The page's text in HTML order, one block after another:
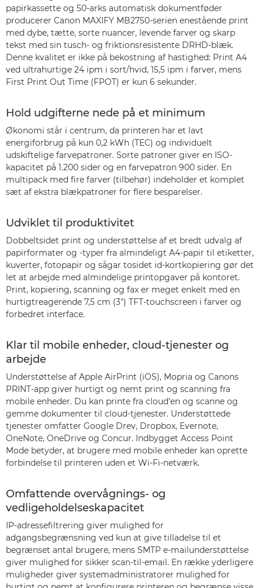
papirkassette og 50-arks automatisk dokumentføder
producerer Canon MAXIFY MB2750-serien enestående print
med dybe, tætte, sorte nuancer, levende farver og skarp
tekst med sin tusch- og friktionsresistente DRHD-blæk.
Denne kvalitet er ikke på bekostning af hastighed: Print A4
ved ultrahurtige 24 ipm i sort/hvid, 15,5 ipm i farver, mens
First Print Out Time (FPOT) er kun 6 sekunder.
Hold udgifterne nede på et minimum
Økonomi står i centrum, da printeren har et lavt
energiforbrug på kun 0,2 kWh (TEC) og individuelt
udskiftelige farvepatroner. Sorte patroner giver en ISO-
kapacitet på 1.200 sider og en farvepatron 900 sider. En
multipack med fire farver (tilbehør) indeholder et komplet
sæt af ekstra blækpatroner for flere besparelser.
Udviklet til produktivitet
Dobbeltsidet print og understøttelse af et bredt udvalg af
papirformater og -typer fra almindeligt A4-papir til etiketter,
kuverter, fotopapir og sågar tosidet id-kortkopiering gør det
let at arbejde med almindelige printopgaver på kontoret.
Print, kopiering, scanning og fax er meget enkelt med en
hurtigtreagerende 7,5 cm (3") TFT-touchscreen i farver og
forbedret interface.
Klar til mobile enheder, cloud-tjenester og
arbejde
Understøttelse af Apple AirPrint (iOS), Mopria og Canons
PRINT-app giver hurtigt og nemt print og scanning fra
mobile enheder. Du kan printe fra cloud'en og scanne og
gemme dokumenter til cloud-tjenester. Understøttede
tjenester omfatter Google Drev, Dropbox, Evernote,
OneNote, OneDrive og Concur. Indbygget Access Point
Mode betyder, at brugere med mobile enheder kan oprette
forbindelse til printeren uden et Wi-Fi-netværk.
Omfattende overvågnings- og
vedligeholdelseskapacitet
IP-adressefiltrering giver mulighed for
adgangsbegrænsning ved kun at give tilladelse til et
begrænset antal brugere, mens SMTP e-mailunderstøttelse
giver mulighed for sikker scan-til-email. En række yderligere
muligheder giver systemadministratorer mulighed for